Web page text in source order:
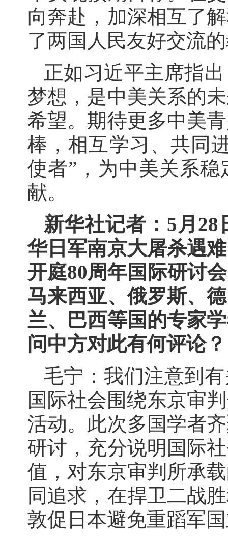
向奔赴，加深相互了
了两国人民友好交流
正如习近平主席指
梦想，是中美关系的
希望。期待更多中美
棒，相互学习、共同
使者”，为中美关系
献。
新华社记者：5月
华日军南京大屠杀遇
开庭80周年国际研讨
马来西亚、俄罗斯、
兰、巴西等国的专家
问中方对此有何评论？
毛宁：我们注意到
国际社会围绕东京审
活动。此次多国学者
研讨，充分说明国际
值，对东京审判所承
同追求，在捍卫二战
敦促日本避免重蹈军